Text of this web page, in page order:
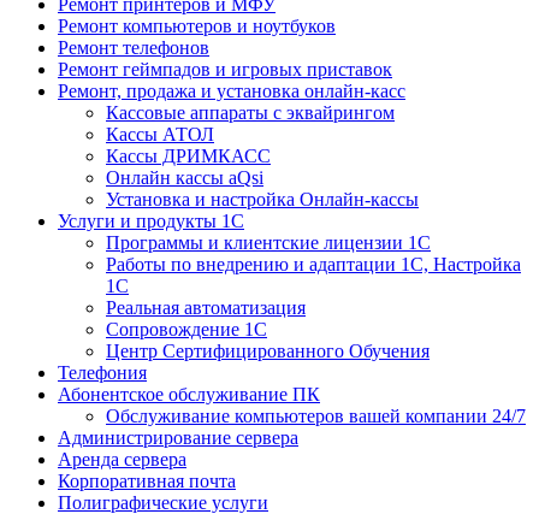
Ремонт принтеров и МФУ
Ремонт компьютеров и ноутбуков
Ремонт телефонов
Ремонт геймпадов и игровых приставок
Ремонт, продажа и установка онлайн-касс
Кассовые аппараты с эквайрингом
Кассы АТОЛ
Кассы ДРИМКАСС
Онлайн кассы aQsi
Установка и настройка Онлайн-кассы
Услуги и продукты 1С
Программы и клиентские лицензии 1С
Работы по внедрению и адаптации 1С, Настройка
1С
Реальная автоматизация
Сопровождение 1С
Центр Сертифицированного Обучения
Телефония
Абонентское обслуживание ПК
Обслуживание компьютеров вашей компании 24/7
Администрирование сервера
Аренда сервера
Корпоративная почта
Полиграфические услуги